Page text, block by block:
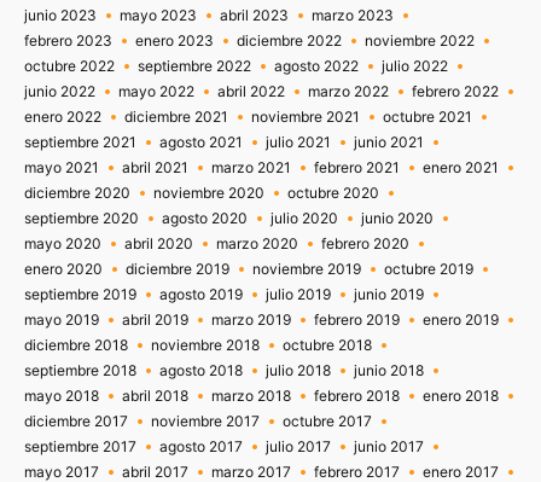
junio 2023
mayo 2023 abril 2023
marzo 2023
febrero 2023
enero 2023 diciembre 2022
noviembre 2022
octubre 2022
septiembre 2022 agosto 2022
julio 2022
junio 2022
mayo 2022 abril 2022 marzo 2022
febrero 2022
enero 2022
diciembre 2021 noviembre 2021
octubre 2021
septiembre 2021
agosto 2021 julio 2021
junio 2021
mayo 2021
abril 2021 marzo 2021 febrero 2021
enero 2021
diciembre 2020
noviembre 2020
octubre 2020
septiembre 2020
agosto 2020 julio 2020
junio 2020
mayo 2020
abril 2020 marzo 2020
febrero 2020
enero 2020
diciembre 2019 noviembre 2019
octubre 2019
septiembre 2019
agosto 2019 julio 2019
junio 2019
mayo 2019
abril 2019 marzo 2019 febrero 2019
enero 2019
diciembre 2018
noviembre 2018
octubre 2018
septiembre 2018
agosto 2018 julio 2018
junio 2018
mayo 2018
abril 2018 marzo 2018 febrero 2018
enero 2018
diciembre 2017
noviembre 2017
octubre 2017
septiembre 2017
agosto 2017 julio 2017
junio 2017
mayo 2017
abril 2017 marzo 2017 febrero 2017
enero 2017